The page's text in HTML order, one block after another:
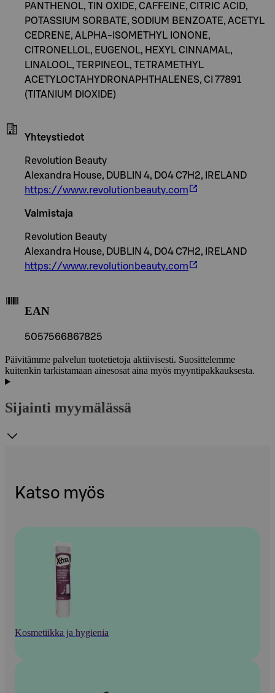
PANTHENOL, TIN OXIDE, CAFFEINE, CITRIC ACID,
POTASSIUM SORBATE, SODIUM BENZOATE, ACETYL
CEDRENE, ALPHA-ISOMETHYL IONONE,
CITRONELLOL, EUGENOL, HEXYL CINNAMAL,
LINALOOL, TERPINEOL, TETRAMETHYL
ACETYLOCTAHYDRONAPHTHALENES, CI 77891
(TITANIUM DIOXIDE)
Yhteystiedot
Revolution Beauty
Alexandra House, DUBLIN 4, D04 C7H2, IRELAND
https://www.revolutionbeauty.com
Valmistaja
Revolution Beauty
Alexandra House, DUBLIN 4, D04 C7H2, IRELAND
https://www.revolutionbeauty.com
EAN
5057566867825
Päivitämme palvelun tuotetietoja aktiivisesti. Suosittelemme
kuitenkin tarkistamaan ainesosat aina myös myyntipakkauksesta.
Sijainti myymälässä
Katso myös
Kosmetiikka ja hygienia